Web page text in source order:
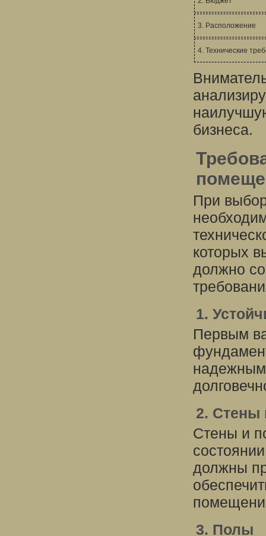
3. Расположение
4. Технические
бизнеса.
При
которых
должно
1.
Первым
2. Стены
Стены и
должны
3. Полы